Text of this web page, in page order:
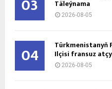
03 Täleýnama
2026-08-05
04 Türkmenistanyň
Ilçisi fransuz
2026-08-05